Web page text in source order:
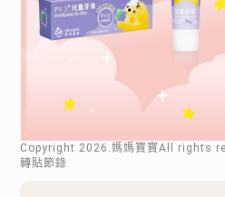
Copyright 2026 .媽媽寶寶All rights
轉貼節錄